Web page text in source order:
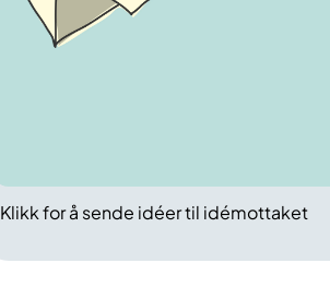
Klikk for å sende idéer til idémottaket